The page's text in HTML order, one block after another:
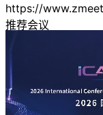
https://
推荐会议